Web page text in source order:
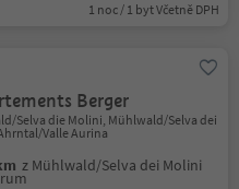
1 noc / 1 byt Včetně DPH
Berger
Selva die Molini, Mühlwald/Selva dei
Valle Aurina
z Mühlwald/Selva dei Molini